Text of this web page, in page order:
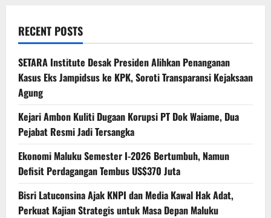
RECENT POSTS
SETARA Institute Desak Presiden Alihkan Penanganan
Kasus Eks Jampidsus ke KPK, Soroti Transparansi Kejaksaan
Agung
Kejari Ambon Kuliti Dugaan Korupsi PT Dok Waiame, Dua
Pejabat Resmi Jadi Tersangka
Ekonomi Maluku Semester I-2026 Bertumbuh, Namun
Defisit Perdagangan Tembus US$370 Juta
Bisri Latuconsina Ajak KNPI dan Media Kawal Hak Adat,
Perkuat Kajian Strategis untuk Masa Depan Maluku